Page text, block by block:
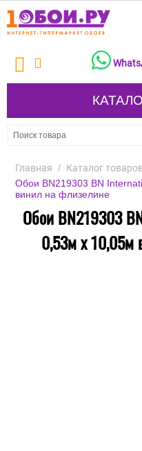
Главная / Каталог товаров
Обои BN219303 BN
винил на флизелине
Обои BN219303
0,53м x 10,05м